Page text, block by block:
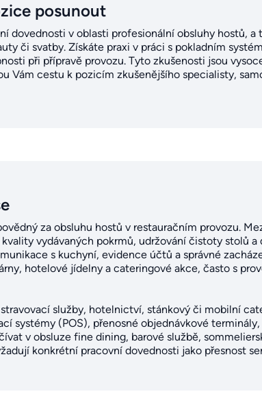
posunout
dovednosti v oblasti profesionální obsluhy hostů, a
či svatby. Získáte praxi v práci s pokladním
při přípravě provozu. Tyto zkušenosti jsou
Vám cestu k pozicím zkušenějšího specialisty,
za obsluhu hostů v restauračním provozu.
vydávaných pokrmů, udržování čistoty stolů
s kuchyní, evidence účtů a správné
hotelové jídelny a cateringové akce, často s
služby, hotelnictví, stánkový či mobilní
systémy (POS), přenosné objednávkové
v obsluze fine dining, barové službě,
konkrétní pracovní dovednosti jako přesnost